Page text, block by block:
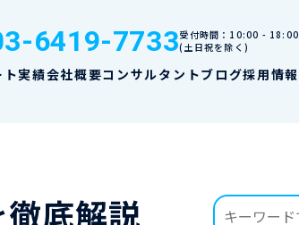
6419-7733受付時間：10:00 - 18:00
(土日祝を除く)
実績会社概要コンサルタントブログ採用情報
底解説